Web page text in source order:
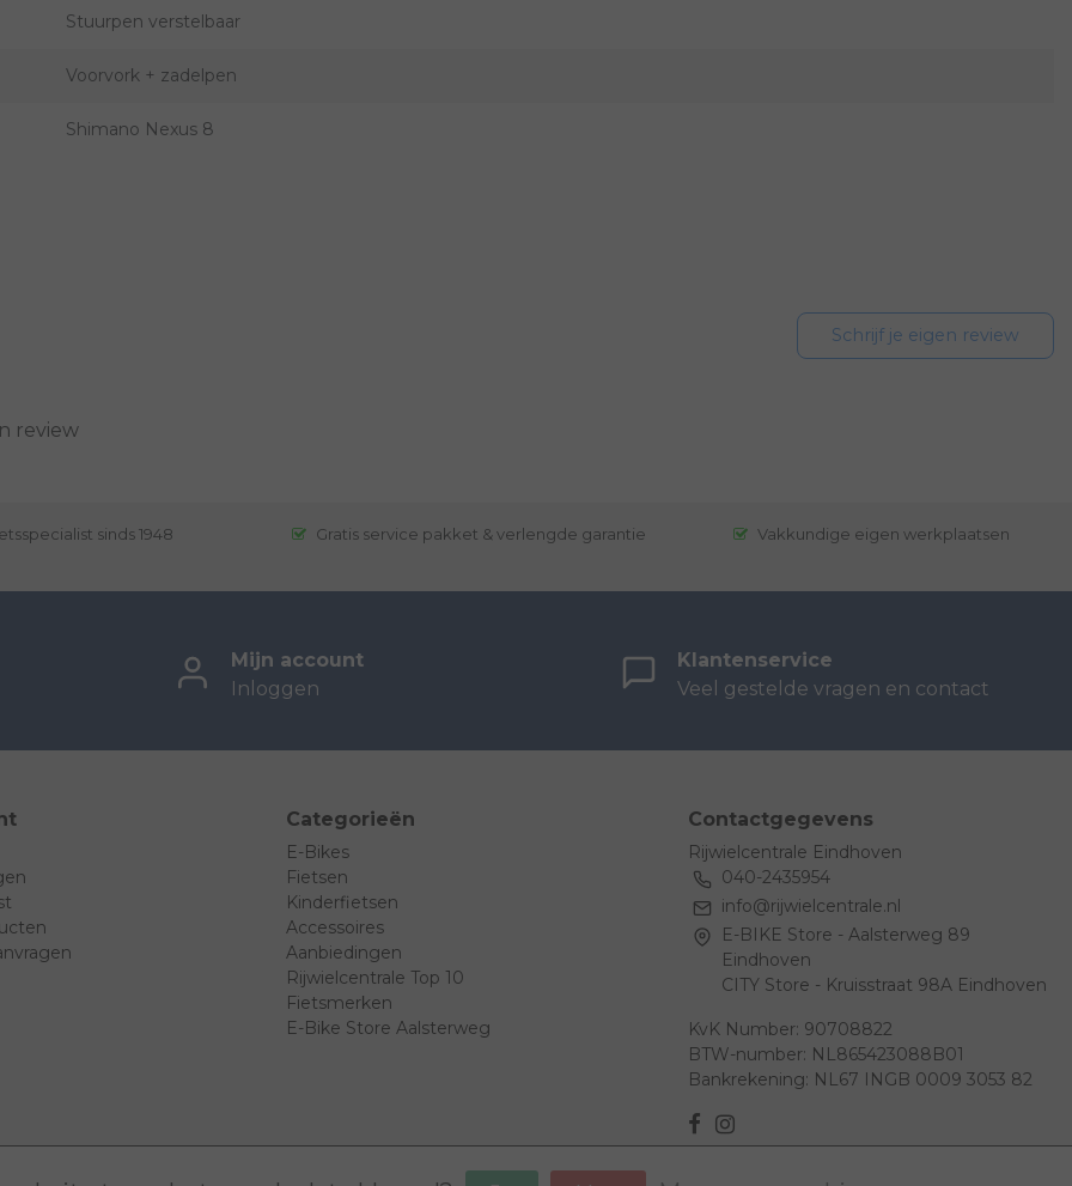
Stuurpen verstelbaar
Voorvork + zadelpen
Shimano Nexus 8
Schrijf je eigen review
review
sinds 1948 Gratis service pakket & verlengde garantie Vakkundige eigen werkplaatsen
Mijn account
Inloggen
Klantenservice
Veel gestelde vragen en contact
Categorieën
E-Bikes
Fietsen
Kinderfietsen
Accessoires
Aanbiedingen
Rijwielcentrale Top 10
Fietsmerken
E-Bike Store Aalsterweg
Contactgegevens
Rijwielcentrale Eindhoven
040-2435954
info@rijwielcentrale.nl
E-BIKE Store - Aalsterweg 89
Eindhoven
CITY Store - Kruisstraat 98A Eindhoven
KvK Number: 90708822
BTW-number: NL865423088B01
Bankrekening: NL67 INGB 0009 3053 82